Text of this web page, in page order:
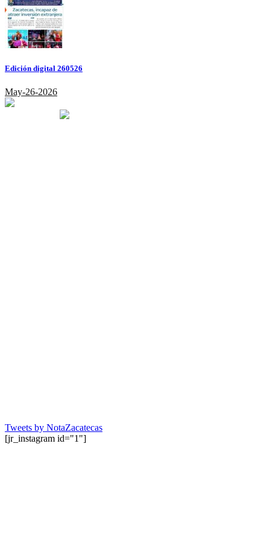
Edición digital 260526
May-26-2026
Tweets by NotaZacatecas
[jr_instagram id="1"]